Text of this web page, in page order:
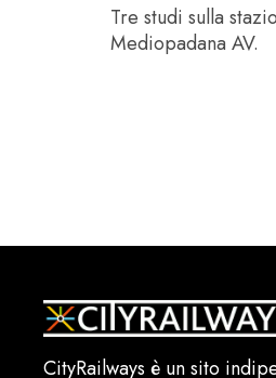
Tre studi sulla
Mediopadana AV.
CityRailways è un sito